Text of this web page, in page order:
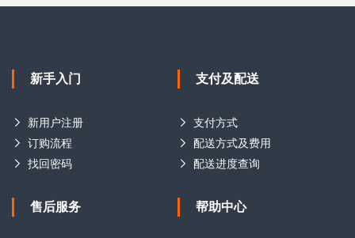
新手入门
新用户注册
订购流程
找回密码
支付及配送
支付方式
配送方式及费用
配送进度查询
售后服务 帮助中心